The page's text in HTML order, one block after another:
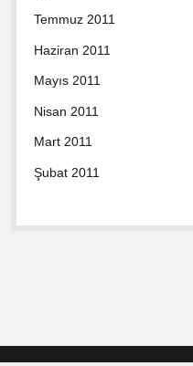
Temmuz 2011
Haziran 2011
Mayıs 2011
Nisan 2011
Mart 2011
Şubat 2011